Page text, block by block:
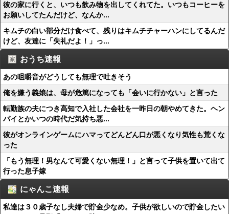
彼の家に行くと、いつも飲み物を出してくれてた。いつもコーヒーを
お願いしてたんだけど、なんか...
キムチの白い部分だけ食べて、残りはキムチチャーハンにしてるんだ
けど、友達に「失礼だよ！」っ...
おうち速報
あの咀嚼音がどうしても無理で吐きそう
俺を嫌う義娘は、母が危篤になっても「会いに行かない」と言った
転勤族の夫につき高知で入社した会社を一昨日の朝やめてきた。ヘン
パイとかいつの時代だ気持ち悪...
彼がオンラインゲームにハマってどんどん口が悪くなり気性も荒くな
った
「もう無理！男なんて可愛くない無理！」と言って子供を置いて出て
行った息子嫁
にゃんこ速報
私達は３０歳子なし夫婦で貯金少なめ。子供が欲しいので貯金したい